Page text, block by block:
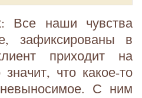
Все наши чувства
зафиксированы в
приходит на
что какое-то
С ним